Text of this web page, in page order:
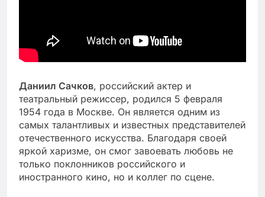
Даниил Сачков, российский актер и
театральный режиссер, родился 5 февраля
1954 года в Москве. Он является одним из
самых талантливых и известных представителей
отечественного искусства. Благодаря своей
яркой харизме, он смог завоевать любовь не
только поклонников российского и
иностранного кино, но и коллег по сцене.